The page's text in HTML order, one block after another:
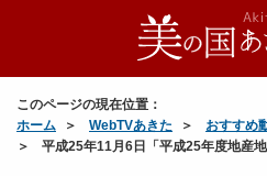
このページの現在位置：
ホーム
WebTVあきた おすすめ
平成25年11月6日「平成25年度地産